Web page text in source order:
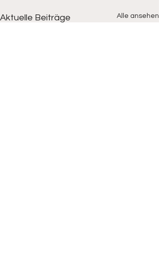
Aktuelle Beiträge Alle ansehen